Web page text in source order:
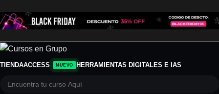
TIENDAACCESS NUEVO HERRAMIENTAS DIGITALES E IAS